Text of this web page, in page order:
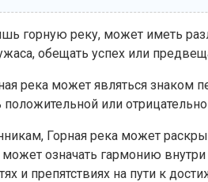
горную реку, может иметь
обещать успех или
река может являться
или
Горная река может
означать гармонию
и препятствиях на пути к